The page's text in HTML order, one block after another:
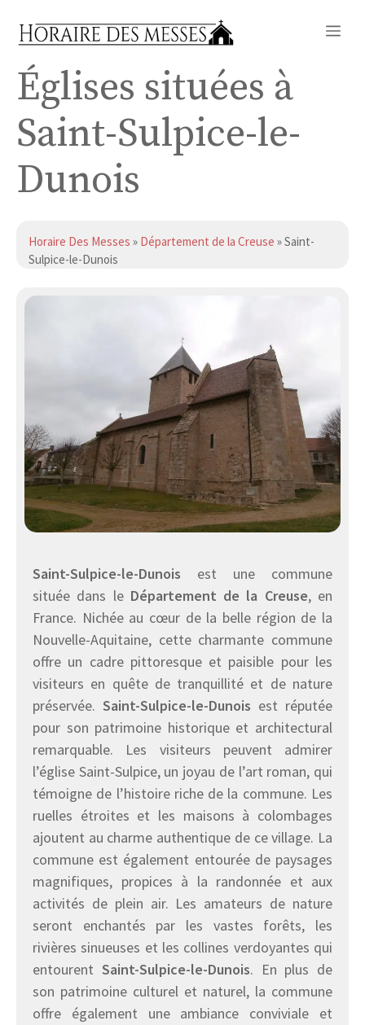
Églises situées à
Saint-Sulpice-le-
Dunois
Horaire Des Messes » Département de la Creuse » Saint-
Sulpice-le-Dunois
Saint-Sulpice-le-Dunois est une commune
située dans le Département de la Creuse, en
France. Nichée au cœur de la belle région de la
Nouvelle-Aquitaine, cette charmante commune
offre un cadre pittoresque et paisible pour les
visiteurs en quête de tranquillité et de nature
préservée. Saint-Sulpice-le-Dunois est réputée
pour son patrimoine historique et architectural
remarquable. Les visiteurs peuvent admirer
l’église Saint-Sulpice, un joyau de l’art roman, qui
témoigne de l’histoire riche de la commune. Les
ruelles étroites et les maisons à colombages
ajoutent au charme authentique de ce village. La
commune est également entourée de paysages
magnifiques, propices à la randonnée et aux
activités de plein air. Les amateurs de nature
seront enchantés par les vastes forêts, les
rivières sinueuses et les collines verdoyantes qui
entourent Saint-Sulpice-le-Dunois. En plus de
son patrimoine culturel et naturel, la commune
offre également une ambiance conviviale et